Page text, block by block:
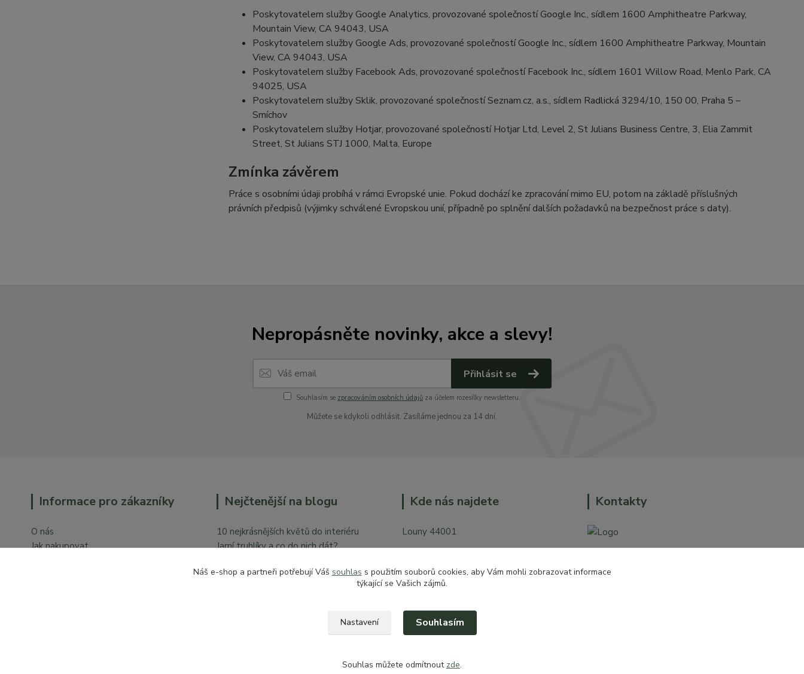
Poskytovatelem služby Google Analytics, provozované společností Google Inc., sídlem 1600 Amphitheatre Parkway,
Mountain View, CA 94043, USA
Poskytovatelem služby Google Ads, provozované společností Google Inc., sídlem 1600 Amphitheatre Parkway, Mountain
View, CA 94043, USA
Poskytovatelem služby Facebook Ads, provozované společností Facebook Inc., sídlem 1601 Willow Road, Menlo Park, CA
94025, USA
Poskytovatelem služby Sklik, provozované společností Seznam.cz, a.s., sídlem Radlická 3294/10, 150 00, Praha 5 –
Smíchov
Poskytovatelem služby Hotjar, provozované společností Hotjar Ltd, Level 2, St Julians Business Centre, 3, Elia Zammit
Street, St Julians STJ 1000, Malta, Europe
Zmínka závěrem
Práce s osobními údaji probíhá v rámci Evropské unie. Pokud dochází ke zpracování mimo EU, potom na základě příslušných
právních předpisů (výjimky schválené Evropskou unií, případně po splnění dalších požadavků na bezpečnost práce s daty).
Nepropásněte novinky, akce a slevy!
Přihlásit se
Souhlasím se zpracováním osobních údajů za účelem rozesílky newsletteru.
Můžete se kdykoli odhlásit. Zasíláme jednou za 14 dní.
Informace pro zákazníky
O nás
Jak nakupovat
Nejčtenější na blogu
10 nejkrásnějších květů do interiéru
Jarní truhlíky a co do nich dát?
Kde nás najdete
Louny 44001
Vchod z České ulice prodejna pro dům a
Kontakty
Náš e-shop a partneři potřebují Váš souhlas s použitím souborů cookies, aby Vám mohli zobrazovat informace
týkající se Vašich zájmů.
Nastavení Souhlasím
Souhlas můžete odmítnout zde.